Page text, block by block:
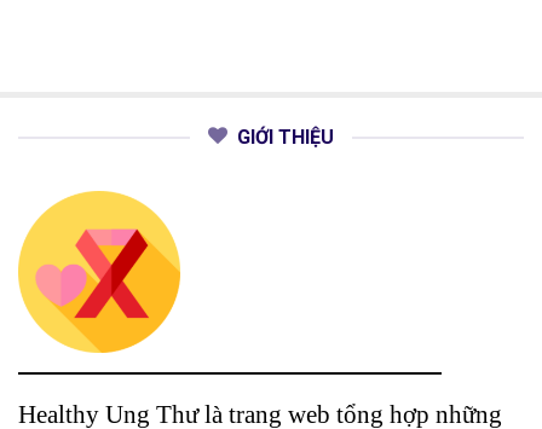
GIỚI THIỆU
Healthy Ung Thư là trang web tổng hợp những